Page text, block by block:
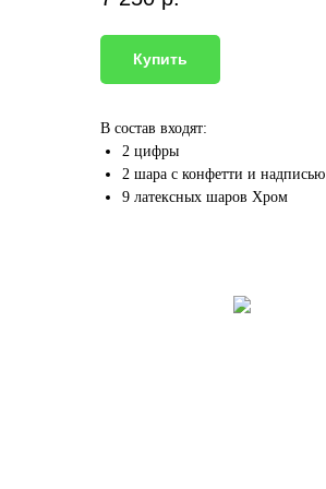
Купить
В состав входят:
2 цифры
2 шара с конфетти и надписью
9 латексных шаров Хром